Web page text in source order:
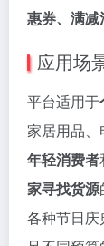
惠券、满
应用场
平台适用于
家居用品
年轻消费者
家寻找货源
各种节日